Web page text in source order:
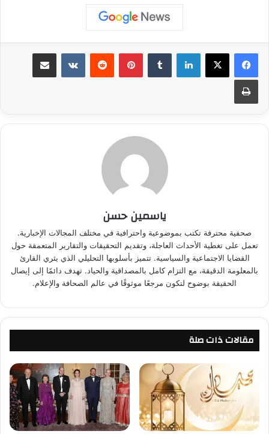
لينكدإن بينتيريست مشاركة عبر البريد
طباعة
ياسمين حسن
صحفية محترفة تكتب بموضوعية واحترافية في مختلف المجالات الإخبارية.
تعمل على تغطية الأحداث العاجلة، وتقديم التحقيقات والتقارير المتعمقة حول
القضايا الاجتماعية والسياسية. تتميز بأسلوبها التحليلي الذي يثري القارئ
بالمعلومة الدقيقة، مع التزام كامل بالمصداقية والحياد. تهدف دائمًا إلى إيصال
الحقيقة بوضوح لتكون مرجعًا موثوقًا في عالم الصحافة والإعلام.
مقالات ذات صلة